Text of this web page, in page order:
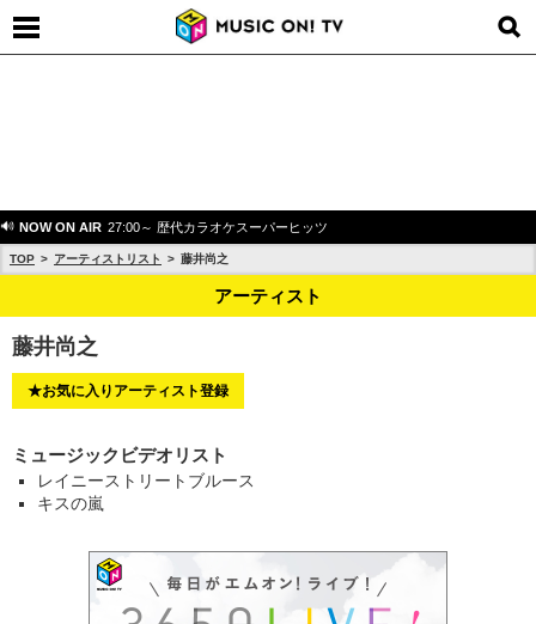
NOW ON AIR 27:00～ 歴代カラオケスーパーヒッツ
TOP アーティストリスト 藤井尚之
アーティスト
藤井尚之
★お気に入りアーティスト登録
ミュージックビデオリスト
レイニーストリートブルース
キスの嵐